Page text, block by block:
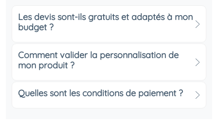
Les devis sont-ils gratuits et adaptés à mon
budget ?
Comment valider la personnalisation de
mon produit ?
Quelles sont les conditions de paiement ?